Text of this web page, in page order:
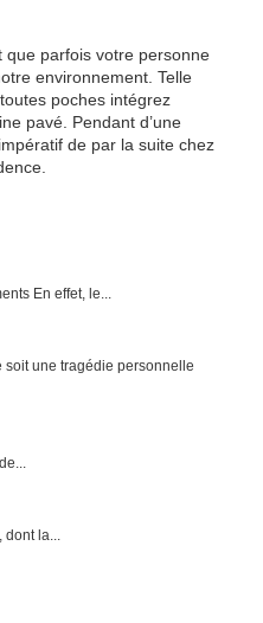
que parfois votre personne
environnement. Telle
poches intégrez
pavé. Pendant d’une
de par la suite chez
En effet, le...
soit une tragédie personnelle
dont la...